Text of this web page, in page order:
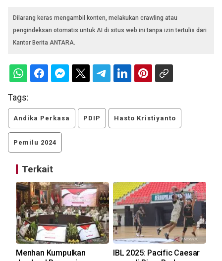
Dilarang keras mengambil konten, melakukan crawling atau
pengindeksan otomatis untuk AI di situs web ini tanpa izin tertulis dari
Kantor Berita ANTARA.
Tags:
Andika Perkasa PDIP Hasto Kristiyanto
Pemilu 2024
Terkait
Menhan Kumpulkan
IBL 2025: Pacific Caesar